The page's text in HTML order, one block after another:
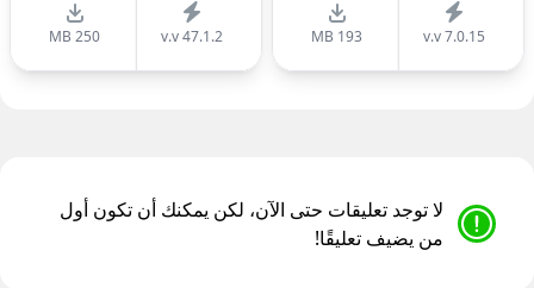
v.v 7.0.15
193 MB
v.v 47.1.2
250 MB
لا توجد تعليقات حتى الآن، لكن يمكنك أن تكون أول
من يضيف تعليقًا!